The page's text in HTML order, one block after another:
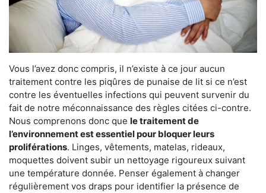
Vous l’avez donc compris, il n’existe à ce jour aucun
traitement contre les piqûres de punaise de lit si ce n’est
contre les éventuelles infections qui peuvent survenir du
fait de notre méconnaissance des règles citées ci-contre.
Nous comprenons donc que le traitement de
l’environnement est essentiel pour bloquer leurs
proliférations. Linges, vêtements, matelas, rideaux,
moquettes doivent subir un nettoyage rigoureux suivant
une température donnée. Penser également à changer
régulièrement vos draps pour identifier la présence de